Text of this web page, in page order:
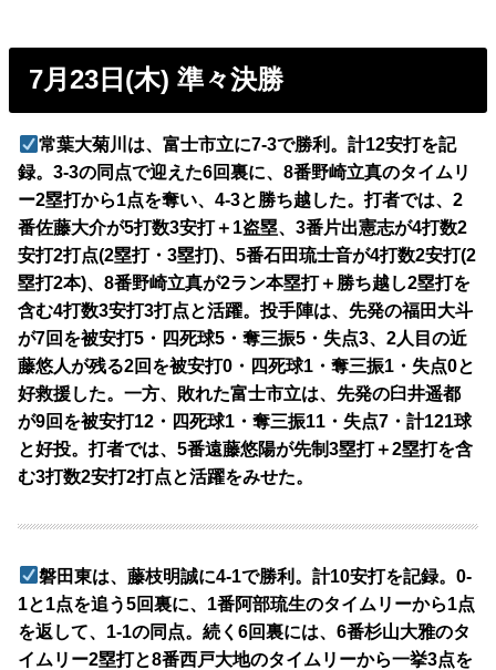
7月23日(木) 準々決勝
常葉大菊川は、富士市立に7-3で勝利。計12安打を記
録。3-3の同点で迎えた6回裏に、8番野崎立真のタイムリ
ー2塁打から1点を奪い、4-3と勝ち越した。打者では、2
番佐藤大介が5打数3安打＋1盗塁、3番片出憲志が4打数2
安打2打点(2塁打・3塁打)、5番石田琉士音が4打数2安打(2
塁打2本)、8番野崎立真が2ラン本塁打＋勝ち越し2塁打を
含む4打数3安打3打点と活躍。投手陣は、先発の福田大斗
が7回を被安打5・四死球5・奪三振5・失点3、2人目の近
藤悠人が残る2回を被安打0・四死球1・奪三振1・失点0と
好救援した。一方、敗れた富士市立は、先発の臼井遥都
が9回を被安打12・四死球1・奪三振11・失点7・計121球
と好投。打者では、5番遠藤悠陽が先制3塁打＋2塁打を含
む3打数2安打2打点と活躍をみせた。
磐田東は、藤枝明誠に4-1で勝利。計10安打を記録。0-
1と1点を追う5回裏に、1番阿部琉生のタイムリーから1点
を返して、1-1の同点。続く6回裏には、6番杉山大雅のタ
イムリー2塁打と8番西戸大地のタイムリーから一挙3点を